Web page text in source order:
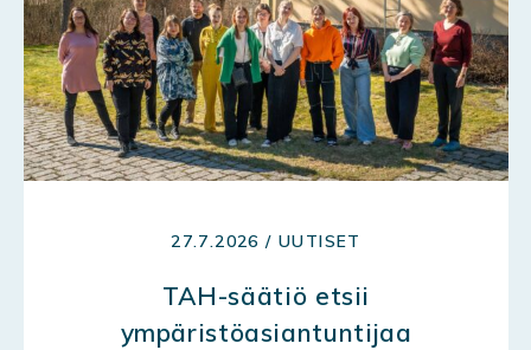
27.7.2026 / UUTISET
TAH-säätiö etsii
ympäristöasiantuntijaa